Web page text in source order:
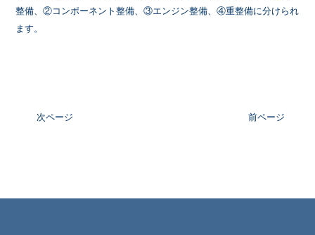
整備、②コンポーネント整備、③エンジン整備、④重整備に分けられ
ます。
前ページ
次ページ